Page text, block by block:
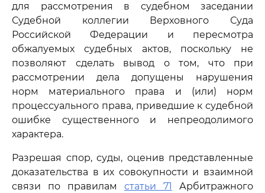
для рассмотрения в судебном заседании
Судебной коллегии Верховного Суда
Российской Федерации и пересмотра
обжалуемых судебных актов, поскольку не
позволяют сделать вывод о том, что при
рассмотрении дела допущены нарушения
норм материального права и (или) норм
процессуального права, приведшие к судебной
ошибке существенного и непреодолимого
характера.
Разрешая спор, суды, оценив представленные
доказательства в их совокупности и взаимной
связи по правилам статьи 71
Арбитражного